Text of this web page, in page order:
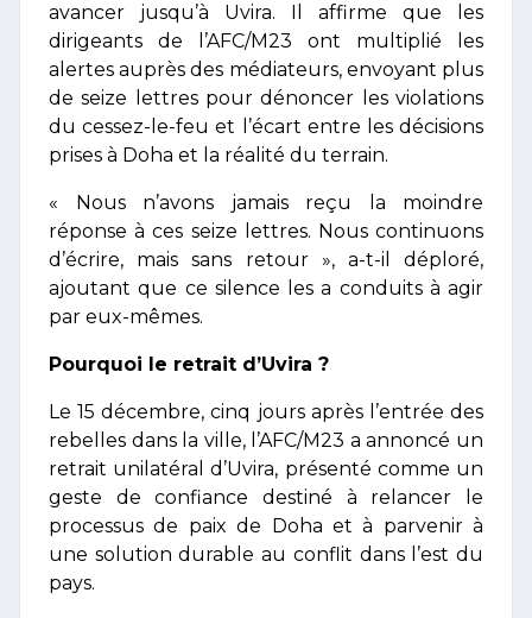
avancer jusqu’à Uvira. Il affirme que les
dirigeants de l’AFC/M23 ont multiplié les
alertes auprès des médiateurs, envoyant plus
de seize lettres pour dénoncer les violations
du cessez-le-feu et l’écart entre les décisions
prises à Doha et la réalité du terrain.
« Nous n’avons jamais reçu la moindre
réponse à ces seize lettres. Nous continuons
d’écrire, mais sans retour », a-t-il déploré,
ajoutant que ce silence les a conduits à agir
par eux-mêmes.
Pourquoi le retrait d’Uvira ?
Le 15 décembre, cinq jours après l’entrée des
rebelles dans la ville, l’AFC/M23 a annoncé un
retrait unilatéral d’Uvira, présenté comme un
geste de confiance destiné à relancer le
processus de paix de Doha et à parvenir à
une solution durable au conflit dans l’est du
pays.